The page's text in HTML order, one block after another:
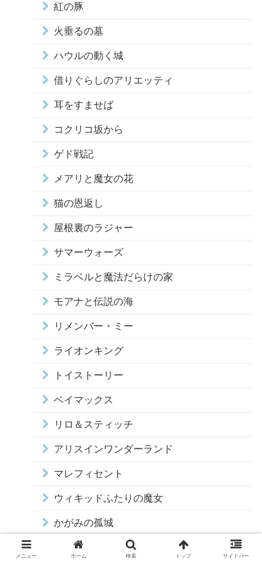
紅の豚
火垂るの墓
ハウルの動く城
借りぐらしのアリエッティ
耳をすませば
コクリコ坂から
ゲド戦記
メアリと魔女の花
猫の恩返し
屋根裏のラジャー
サマーウォーズ
ミラベルと魔法だらけの家
モアナと伝説の海
リメンバー・ミー
ライオンキング
トイストーリー
ベイマックス
リロ＆スティッチ
アリスインワンダーランド
マレフィセント
ウィキッドふたりの魔女
かがみの孤城
聲の形
メニュー ホーム 検索 トップ サイドバー